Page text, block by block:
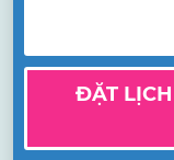
ĐẶT